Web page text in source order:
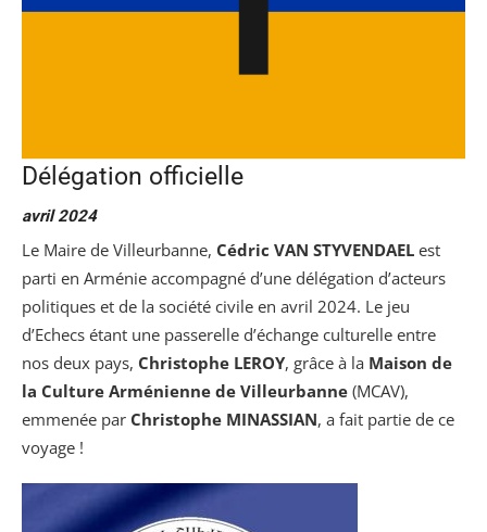
Délégation officielle
avril 2024
Le Maire de Villeurbanne, Cédric VAN STYVENDAEL est
parti en Arménie accompagné d’une délégation d’acteurs
politiques et de la société civile en avril 2024. Le jeu
d’Echecs étant une passerelle d’échange culturelle entre
nos deux pays, Christophe LEROY, grâce à la Maison de
la Culture Arménienne de Villeurbanne (MCAV),
emmenée par Christophe MINASSIAN, a fait partie de ce
voyage !